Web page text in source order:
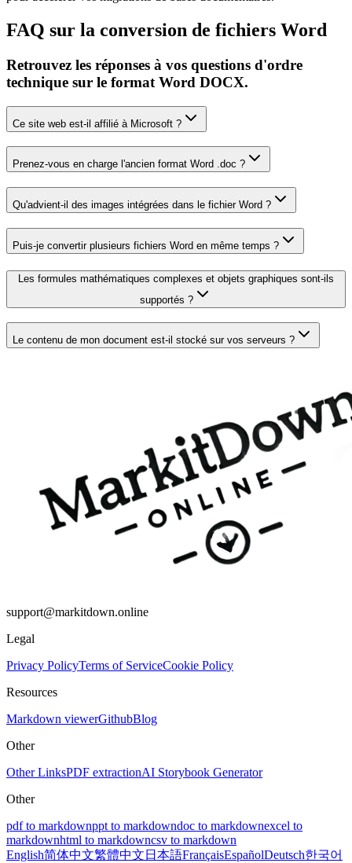
FAQ sur la conversion de fichiers Word
Retrouvez les réponses à vos questions d'ordre
technique sur le format Word DOCX.
Ce site web est-il affilié à Microsoft ?
Prenez-vous en charge l'ancien format Word .doc ?
Qu'advient-il des images intégrées dans le fichier Word ?
Puis-je convertir plusieurs fichiers Word en même temps ?
Les formules mathématiques complexes et objets graphiques sont-ils
supportés ?
Le contenu de mon document est-il stocké sur vos serveurs ?
support@markitdown.online
Legal
Privacy PolicyTerms of ServiceCookie Policy
Resources
Markdown viewerGithubBlog
Other
Other LinksPDF extractionAI Storybook Generator
Other
pdf to markdownppt to markdowndoc to markdownexcel to
markdownhtml to markdowncsv to markdown
English简体中文繁體中文 日本語FrançaisEspañolDeutsch한국어